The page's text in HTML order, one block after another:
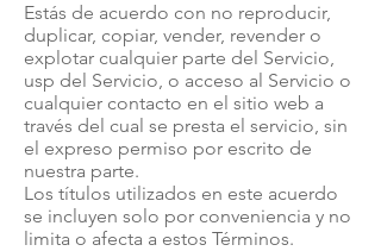
Estás de acuerdo con no reproducir,
duplicar, copiar, vender, revender o
explotar cualquier parte del Servicio,
usp del Servicio, o acceso al Servicio o
cualquier contacto en el sitio web a
través del cual se presta el servicio, sin
el expreso permiso por escrito de
nuestra parte.
Los títulos utilizados en este acuerdo
se incluyen solo por conveniencia y no
limita o afecta a estos Términos.